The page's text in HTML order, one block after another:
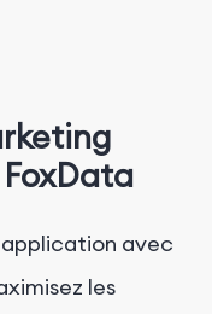
avec
les